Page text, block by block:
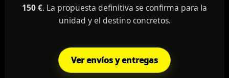
150 €. La propuesta definitiva se confirma para la
unidad y el destino concretos.
Ver envíos y entregas